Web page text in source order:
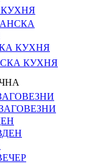
КУХНЯ
КУХНЯ